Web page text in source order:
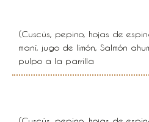
(Cuscús, pepino, hojas de
maní, jugo de limón, Salmón
pulpo a la parrilla